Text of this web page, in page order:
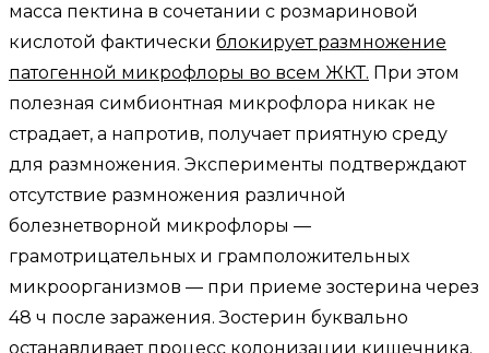
масса пектина в сочетании с розмариновой
кислотой фактически блокирует размножение
патогенной микрофлоры во всем ЖКТ. При этом
полезная симбионтная микрофлора никак не
страдает, а напротив, получает приятную среду
для размножения. Эксперименты подтверждают
отсутствие размножения различной
болезнетворной микрофлоры —
грамотрицательных и грамположительных
микроорганизмов — при приеме зостерина через
48 ч после заражения. Зостерин буквально
останавливает процесс колонизации кишечника.